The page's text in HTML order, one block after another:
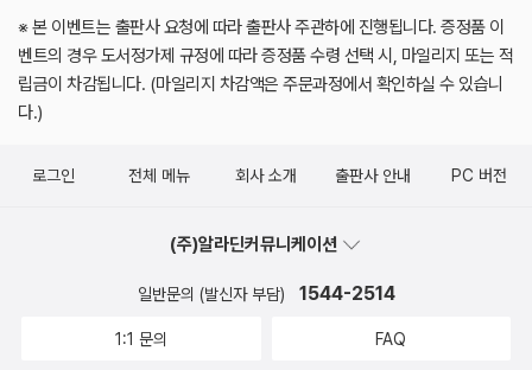
※ 본 이벤트는 출판사 요청에 따라 출판사 주관하에 진행됩니다. 증정품 이
벤트의 경우 도서정가제 규정에 따라 증정품 수령 선택 시, 마일리지 또는 적
립금이 차감됩니다. (마일리지 차감액은 주문과정에서 확인하실 수 있습니
다.)
로그인 전체 메뉴 회사 소개 출판사 안내 PC 버전
(주)알라딘커뮤니케이션
일반문의 (발신자 부담) 1544-2514
1:1 문의 FAQ